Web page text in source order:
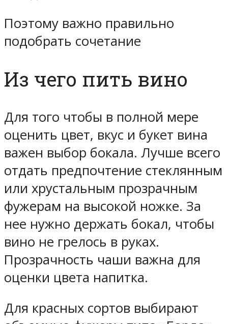
Поэтому важно правильно
подобрать сочетание
Из чего пить вино
Для того чтобы в полной мере
оценить цвет, вкус и букет вина
важен выбор бокала. Лучше всего
отдать предпочтение стеклянным
или хрустальным прозрачным
фужерам на высокой ножке. За
нее нужно держать бокал, чтобы
вино не грелось в руках.
Прозрачность чаши важна для
оценки цвета напитка.
Для красных сортов выбирают